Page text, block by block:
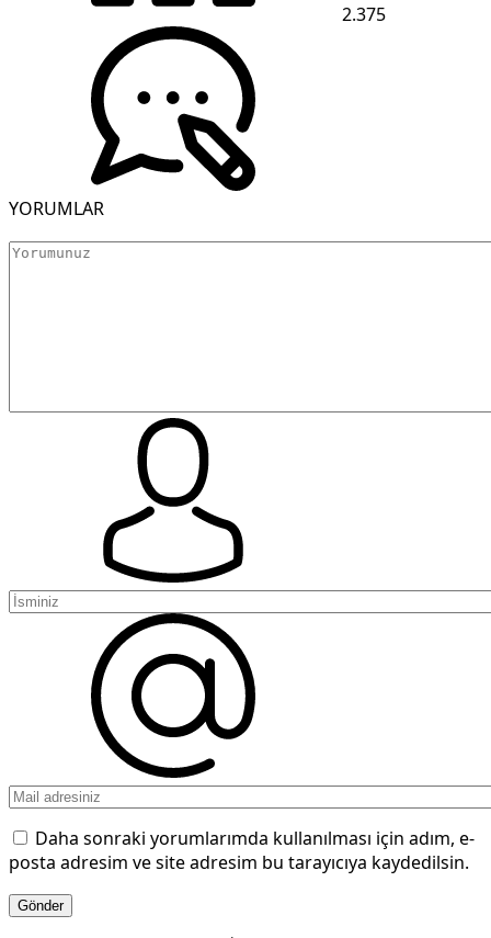
2.375
YORUMLAR
Daha sonraki yorumlarımda kullanılması için adım, e-
posta adresim ve site adresim bu tarayıcıya kaydedilsin.